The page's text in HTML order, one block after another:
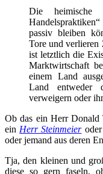
Die heimische
passiv bleiben
Tore und verlieren
ist letztlich die
Marktwirtschaft
einem Land
Land entweder
verweigern oder
Ob das ein Herr
ein Herr Steinmeieroder
oder jemand aus deren
Tja, den kleinen und
diese so gern faseln,